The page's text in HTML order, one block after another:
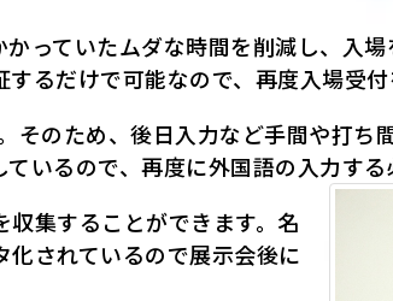
っていたムダな時間を削減し、入
るだけで可能なので、再度入場受
そのため、後日入力など手間や打ち
いるので、再度に外国語の入力す
集することができます。名
されているので展示会後に